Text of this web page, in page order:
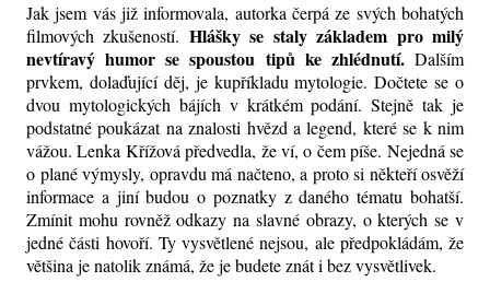
Jak jsem vás již informovala, autorka čerpá ze svých bohatých
filmových zkušeností. Hlášky se staly základem pro milý
nevtíravý humor se spoustou tipů ke zhlédnutí.Dalším
prvkem, dolaďující děj, je kupříkladu mytologie. Dočtete se o
dvou mytologických bájích v krátkém podání. Stejně tak je
podstatné poukázat na znalosti hvězd a legend, které se k nim
vážou. Lenka Křížová předvedla, že ví, o čem píše. Nejedná se
o plané výmysly, opravdu má načteno, a proto si někteří osvěží
informace a jiní budou o poznatky z daného tématu bohatší.
Zmínit mohu rovněž odkazy na slavné obrazy, o kterých se v
jedné části hovoří. Ty vysvětlené nejsou, ale předpokládám, že
většina je natolik známá, že je budete znát i bez vysvětlivek.